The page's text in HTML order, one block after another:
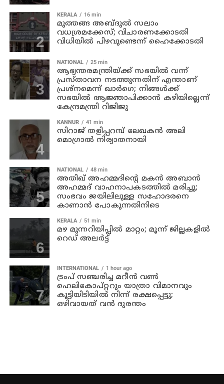
KERALA 16 min
മുത്തങ്ങ അബ്ദുല്‍ സലാം
വധശ്രമക്കേസ്; വിചാരണക്കോടതി
വിധിയില്‍ പിഴവുണ്ടെന്ന് ഹൈക്കോടതി
NATIONAL 25 min
ആഭ്യന്തരമന്ത്രിയ്ക്ക് സഭയില്‍ വന്ന്
പ്രസ്താവന നടത്തുന്നതിന് എന്താണ്
പ്രശ്‌നമെന്ന് ഖാര്‍ഗെ; നിങ്ങള്‍ക്ക്
സഭയില്‍ ആജ്ഞാപിക്കാന്‍ കഴിയില്ലെന്ന്
കേന്ദ്രമന്ത്രി റിജിജു
KANNUR 41 min
സിറാജ് തളിപ്പറമ്പ് ലേഖകൻ അലി
മൊഗ്രാൽ നിര്യാതനായി
NATIONAL 48 min
അതിഖ് അഹമ്മദിന്റെ മകന്‍ അബാന്‍
അഹമ്മദ് വാഹനാപകടത്തില്‍ മരിച്ചു;
സംഭവം ജയിലിലുള്ള സഹോദരനെ
കാണാന്‍ പോകുന്നതിനിടെ
KERALA 51 min
മഴ മുന്നറിയിപ്പില്‍ മാറ്റം; മൂന്ന് ജില്ലകളില്‍
റെഡ് അലര്‍ട്ട്
INTERNATIONAL 1 hour ago
ട്രംപ് സഞ്ചരിച്ച മറീൻ വൺ
ഹെലികോപ്റ്ററും യാത്രാ വിമാനവും
കൂട്ടിയിടിയിൽ നിന്ന് രക്ഷപ്പെട്ടു;
ഒഴിവായത് വൻ ദുരന്തം